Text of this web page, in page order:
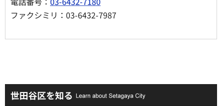
ファクシミリ：03-6432-7987
世田谷区を知る